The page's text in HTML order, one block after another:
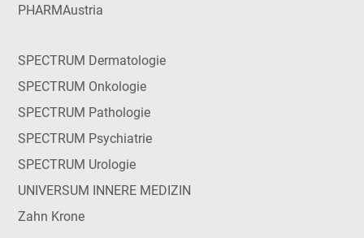
PHARMAustria
SPECTRUM Dermatologie
SPECTRUM Onkologie
SPECTRUM Pathologie
SPECTRUM Psychiatrie
SPECTRUM Urologie
UNIVERSUM INNERE MEDIZIN
Zahn Krone